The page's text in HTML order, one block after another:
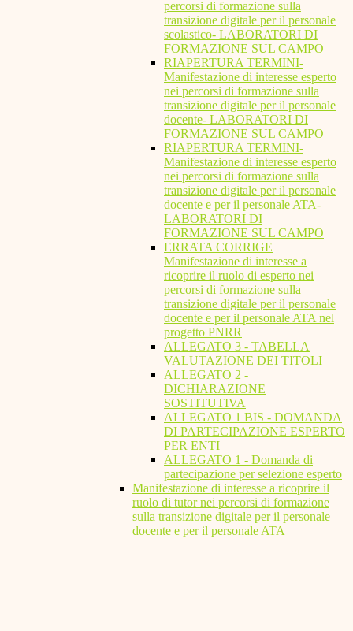
percorsi di formazione sulla
transizione digitale per il personale
scolastico- LABORATORI DI
FORMAZIONE SUL CAMPO
RIAPERTURA TERMINI-
Manifestazione di interesse esperto
nei percorsi di formazione sulla
transizione digitale per il personale
docente- LABORATORI DI
FORMAZIONE SUL CAMPO
RIAPERTURA TERMINI-
Manifestazione di interesse esperto
nei percorsi di formazione sulla
transizione digitale per il personale
docente e per il personale ATA-
LABORATORI DI
FORMAZIONE SUL CAMPO
ERRATA CORRIGE
Manifestazione di interesse a
ricoprire il ruolo di esperto nei
percorsi di formazione sulla
transizione digitale per il personale
docente e per il personale ATA nel
progetto PNRR
ALLEGATO 3 - TABELLA
VALUTAZIONE DEI TITOLI
ALLEGATO 2 -
DICHIARAZIONE
SOSTITUTIVA
ALLEGATO 1 BIS - DOMANDA
DI PARTECIPAZIONE ESPERTO
PER ENTI
ALLEGATO 1 - Domanda di
partecipazione per selezione esperto
Manifestazione di interesse a ricoprire il
ruolo di tutor nei percorsi di formazione
sulla transizione digitale per il personale
docente e per il personale ATA